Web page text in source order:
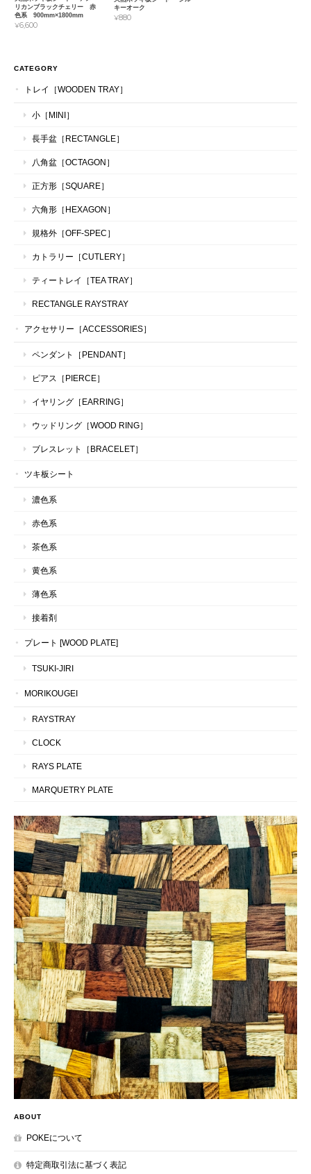
リカンブラックチェリー 赤
色系 900mm×1800mm
¥6,600
キーオーク
¥880
CATEGORY
トレイ［WOODEN TRAY］
小［MINI］
長手盆［RECTANGLE］
八角盆［OCTAGON］
正方形［SQUARE］
六角形［HEXAGON］
規格外［OFF-SPEC］
カトラリー［CUTLERY］
ティートレイ［TEA TRAY］
RECTANGLE RAYSTRAY
アクセサリー［ACCESSORIES］
ペンダント［PENDANT］
ピアス［PIERCE］
イヤリング［EARRING］
ウッドリング［WOOD RING］
ブレスレット［BRACELET］
ツキ板シート
濃色系
赤色系
茶色系
黄色系
薄色系
接着剤
プレート [WOOD PLATE]
TSUKI-JIRI
MORIKOUGEI
RAYSTRAY
CLOCK
RAYS PLATE
MARQUETRY PLATE
ABOUT
POKEについて
特定商取引法に基づく表記